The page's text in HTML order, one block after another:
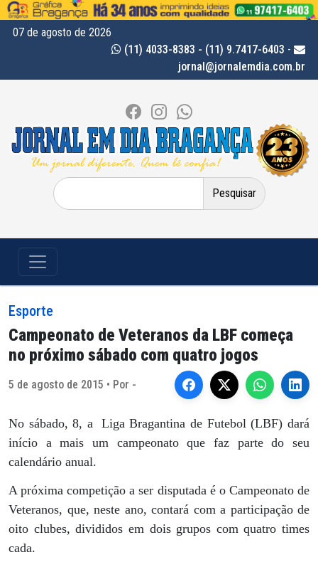
07 de agosto de 2026
(11) 4033-8383 - (11) 9.7417-6403 -
jornal@jornalemdia.com.br
Pesquisar
por:
Esporte
Campeonato de Veteranos da LBF começa
no próximo sábado com quatro jogos
5 de agosto de 2015 • Por -
No sábado, 8, a Liga Bragantina de Futebol (LBF) dará
início a mais um campeonato que faz parte do seu
calendário anual.
A próxima competição a ser disputada é o Campeonato de
Veteranos, que, neste ano, contará com a participação de
oito clubes, divididos em dois grupos com quatro times
cada.